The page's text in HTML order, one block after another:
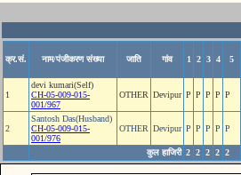
क्र.सं. नाम/पंजीकरण संख्या जाति गांव 1 2 3 4 5
1
devi kumari(Self)
CH-05-009-015-
001/967
OTHER Devipur P P P P P
2
Santosh Das(Husband)
CH-05-009-015-
001/976
OTHER Devipur P P P P P
कुल हाजिरी 2 2 2 2 2